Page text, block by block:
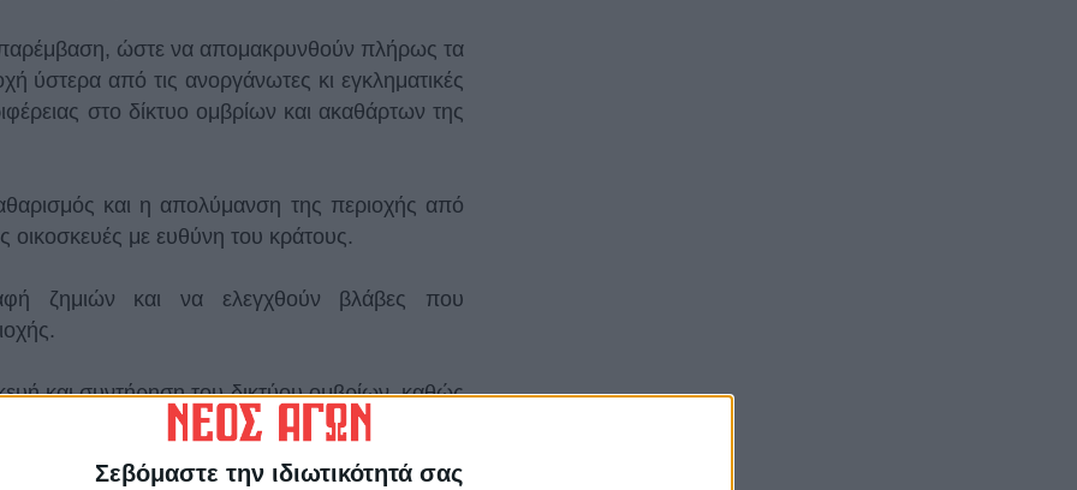
Σεβόμαστε την ιδιωτικότητά σας
ώστε να απομακρυνθούν πλήρως τα
ύστερα από τις ανοργάνωτες κι εγκληματικές
στο δίκτυο ομβρίων και ακαθάρτων της
και η απολύμανση της περιοχής από
οικοσκευές με ευθύνη του κράτους.
ζημιών και να ελεγχθούν βλάβες που
και συντήρηση του δικτύου ομβρίων, καθώς
οποίους έγινε η παρέμβαση ώστε η περιοχή
που έρχεται.